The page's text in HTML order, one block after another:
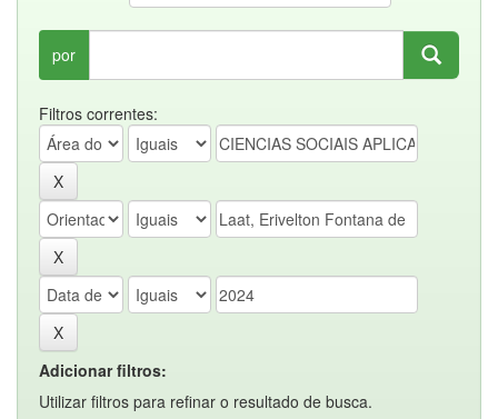
por
Filtros correntes:
Adicionar filtros:
Utilizar filtros para refinar o resultado de busca.